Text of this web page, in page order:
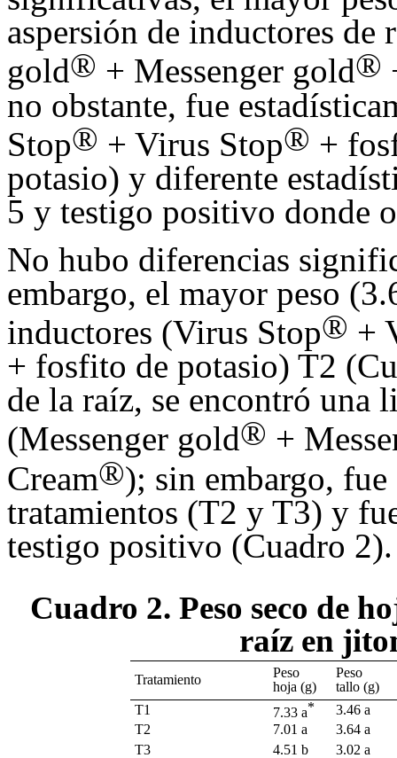
aspersión de inductores de
gold® + Messenger gold®
no obstante, fue
Stop® + Virus Stop® +
potasio) y diferente
5 y testigo positivo donde
No hubo diferencias
embargo, el mayor peso
inductores (Virus Stop® +
+ fosfito de potasio) T2
de la raíz, se encontró una
(Messenger gold® +
Cream®); sin embargo,
tratamientos (T2 y T3) y
testigo positivo (Cuadro 2).
Cuadro 2. Peso seco de
raíz en
Tratamiento
Peso
hoja (g)
Peso
tallo (g)
T1
7.33 a*
3.46 a
T2
7.01 a
3.64 a
T3
4.51 b
3.02 a